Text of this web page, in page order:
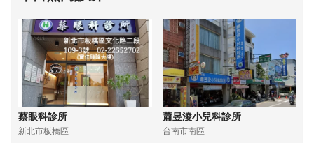
蔡眼科診所
新北市板橋區
蕭昱淩小兒科診所
台南市南區